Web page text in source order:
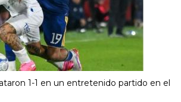
1-1 en un entretenido partido en el